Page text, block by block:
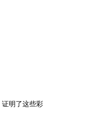
明了这些彩